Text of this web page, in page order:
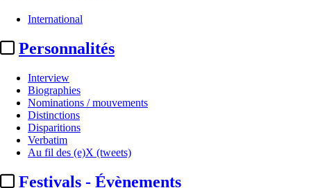
International
Personnalités
Interview
Biographies
Nominations / mouvements
Distinctions
Disparitions
Verbatim
Au fil des (e)X (tweets)
Festivals - Évènements
Evénements
Action Enfance fait son
cinéma :
présidente du jury de la
9e édition
En